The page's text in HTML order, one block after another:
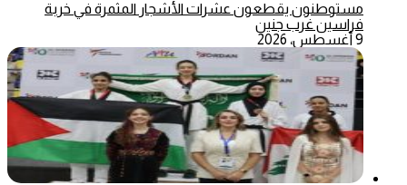
مستوطنون يقطعون عشرات الأشجار المثمرة في خربة
فراسين غرب جنين
9 أغسطس، 2026